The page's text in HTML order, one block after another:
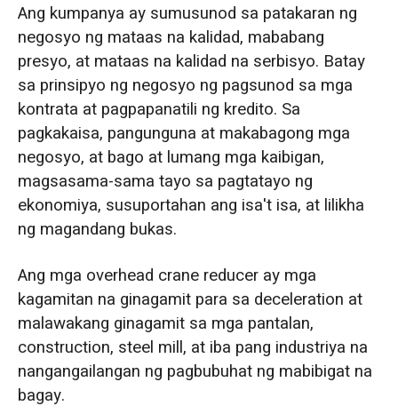
Ang kumpanya ay sumusunod sa patakaran ng
negosyo ng mataas na kalidad, mababang
presyo, at mataas na kalidad na serbisyo. Batay
sa prinsipyo ng negosyo ng pagsunod sa mga
kontrata at pagpapanatili ng kredito. Sa
pagkakaisa, pangunguna at makabagong mga
negosyo, at bago at lumang mga kaibigan,
magsasama-sama tayo sa pagtatayo ng
ekonomiya, susuportahan ang isa't isa, at lilikha
ng magandang bukas.
Ang mga overhead crane reducer ay mga
kagamitan na ginagamit para sa deceleration at
malawakang ginagamit sa mga pantalan,
construction, steel mill, at iba pang industriya na
nangangailangan ng pagbubuhat ng mabibigat na
bagay.